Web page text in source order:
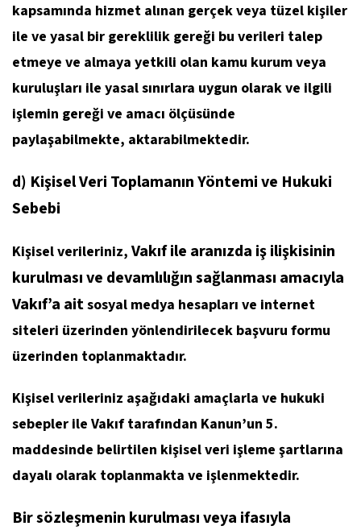
kapsamında hizmet alınan gerçek veya tüzel kişiler
ile ve yasal bir gereklilik gereği bu verileri talep
etmeye ve almaya yetkili olan kamu kurum veya
kuruluşları ile yasal sınırlara uygun olarak ve ilgili
işlemin gereği ve amacı ölçüsünde
paylaşabilmekte, aktarabilmektedir.
d) Kişisel Veri Toplamanın Yöntemi ve Hukuki
Sebebi
Kişisel verileriniz, Vakıf ile aranızda iş ilişkisinin
kurulması ve devamlılığın sağlanması amacıyla
Vakıf’a aitsosyal medya hesapları ve internet
siteleri üzerinden yönlendirilecek başvuru formu
üzerinden toplanmaktadır.
Kişisel verileriniz aşağıdaki amaçlarla ve hukuki
sebepler ile Vakıf tarafından Kanun’un 5.
maddesinde belirtilen kişisel veri işleme şartlarına
dayalı olarak toplanmakta ve işlenmektedir.
Bir sözleşmenin kurulması veya ifasıyla